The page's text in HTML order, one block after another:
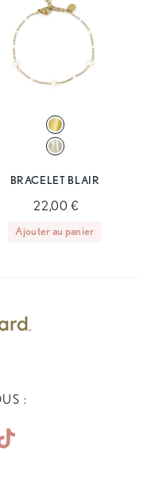
BRACELET BLAIR
22,00 €
Ajouter au panier
: